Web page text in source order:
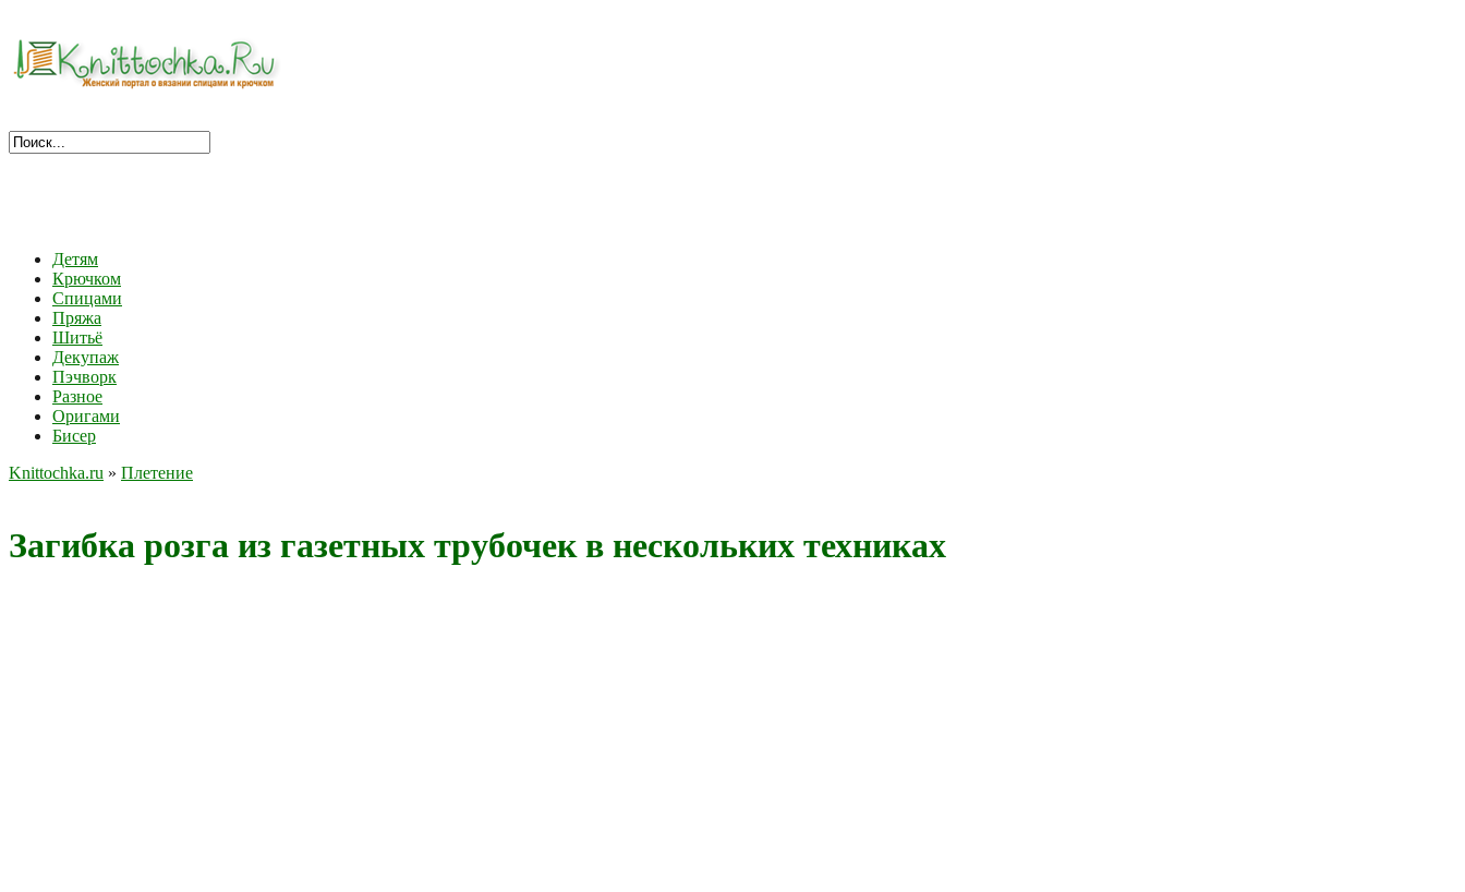
Детям
Крючком
Спицами
Пряжа
Шитьё
Декупаж
Пэчворк
Разное
Оригами
Бисер
Knittochka.ru » Плетение
Загибка розга из газетных трубочек в нескольких техниках